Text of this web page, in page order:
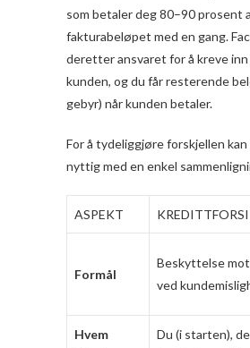
som betaler deg 80–90 prosent
fakturabeløpet med en gang.
deretter ansvaret for å kreve
kunden, og du får resterende
gebyr) når kunden betaler.
For å tydeliggjøre forskjellen
nyttig med en enkel
ASPEKT
Formål
Beskyttelse
ved
Hvem
Du (i starten),